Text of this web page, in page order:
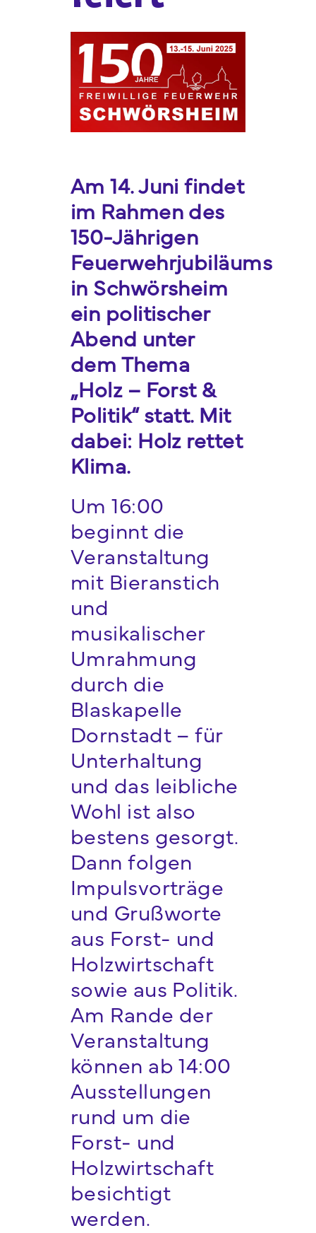
FAQ häufige Fragen
Am 14. Juni findet
im Rahmen des
150-Jährigen
Feuerwehrjubiläums
in Schwörsheim
ein politischer
Abend unter
dem Thema
„Holz – Forst &
Politik“ statt. Mit
dabei: Holz rettet
Klima.
Um 16:00
beginnt die
Veranstaltung
mit Bieranstich
und
musikalischer
Umrahmung
durch die
Blaskapelle
Dornstadt – für
Unterhaltung
und das leibliche
Wohl ist also
bestens gesorgt.
Dann folgen
Impulsvorträge
und Grußworte
aus Forst- und
Holzwirtschaft
sowie aus Politik.
Am Rande der
Veranstaltung
können ab 14:00
Ausstellungen
rund um die
Forst- und
Holzwirtschaft
besichtigt
werden.